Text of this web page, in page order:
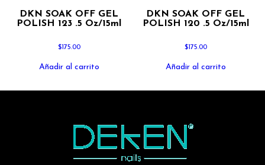
DKN SOAK OFF GEL
POLISH 123 .5 Oz/15ml
$175.00
Añadir al carrito
DKN SOAK OFF GEL
POLISH 120 .5 Oz/15ml
$175.00
Añadir al carrito